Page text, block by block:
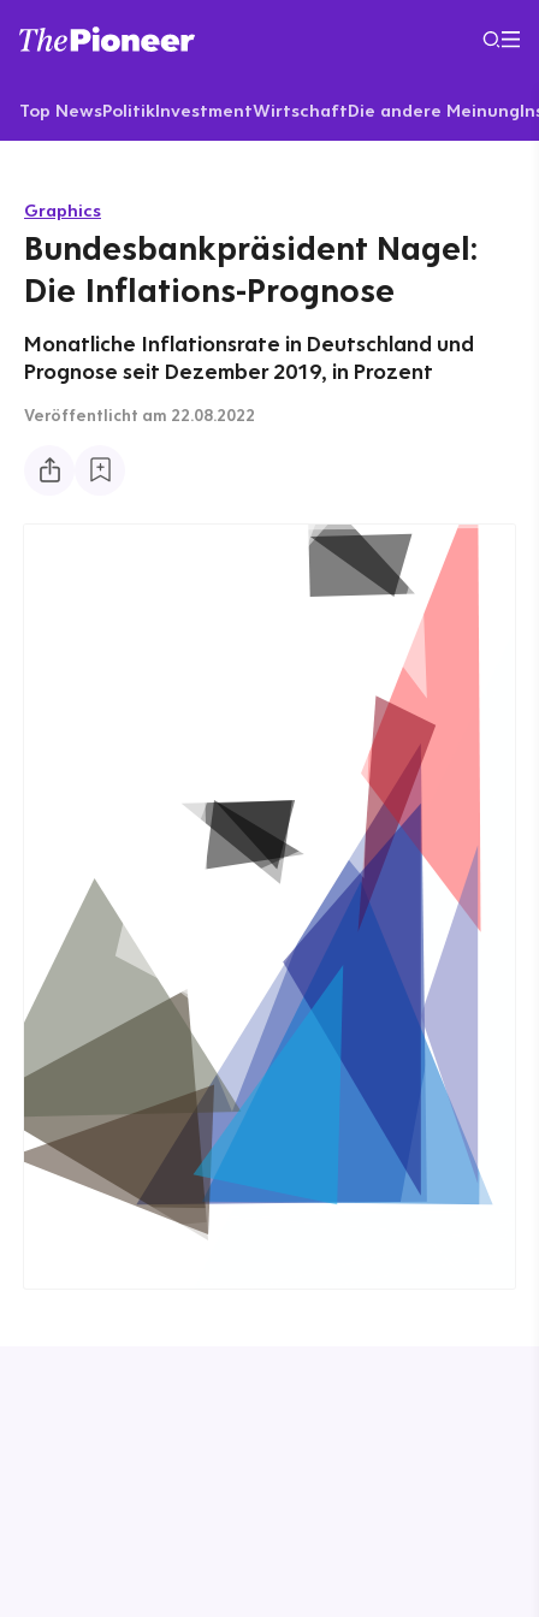
Top NewsPolitikInvestmentWirtschaftDie andere Meinung
Graphics
Bundesbankpräsident Nagel:
Die Inflations-Prognose
Monatliche Inflationsrate in Deutschland und
Prognose seit Dezember 2019, in Prozent
Veröffentlicht am 22.08.2022